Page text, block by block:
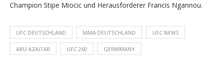
Champion Stipe Miocic und Herausforderer Francis Ngannou.
UFC DEUTSCHLAND MMA DEUTSCHLAND UFC NEWS
ABU AZAITAR UFC 260 GERMMANY